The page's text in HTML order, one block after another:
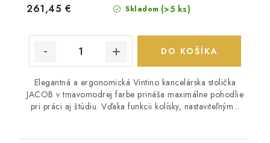
Skladom (>5 ks)
261,45 €
DO KOŠÍKA
Elegantná a ergonomická Vintino kancelárska stolička
JACOB v tmavomodrej farbe prináša maximálne pohodlie
pri práci aj štúdiu. Vďaka funkcii kolísky, nastaviteľným...